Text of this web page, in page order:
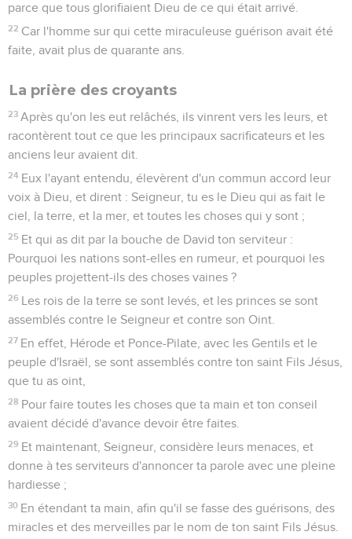
parce que tous glorifiaient Dieu de ce qui était arrivé.
22 Car l'homme sur qui cette miraculeuse guérison avait été
faite, avait plus de quarante ans.
La prière des croyants
23 Après qu'on les eut relâchés, ils vinrent vers les leurs, et
racontèrent tout ce que les principaux sacrificateurs et les
anciens leur avaient dit.
24 Eux l'ayant entendu, élevèrent d'un commun accord leur
voix à Dieu, et dirent : Seigneur, tu es le Dieu qui as fait le
ciel, la terre, et la mer, et toutes les choses qui y sont ;
25 Et qui as dit par la bouche de David ton serviteur :
Pourquoi les nations sont-elles en rumeur, et pourquoi les
peuples projettent-ils des choses vaines ?
26 Les rois de la terre se sont levés, et les princes se sont
assemblés contre le Seigneur et contre son Oint.
27 En effet, Hérode et Ponce-Pilate, avec les Gentils et le
peuple d'Israël, se sont assemblés contre ton saint Fils Jésus,
que tu as oint,
28 Pour faire toutes les choses que ta main et ton conseil
avaient décidé d'avance devoir être faites.
29 Et maintenant, Seigneur, considère leurs menaces, et
donne à tes serviteurs d'annoncer ta parole avec une pleine
hardiesse ;
30 En étendant ta main, afin qu'il se fasse des guérisons, des
miracles et des merveilles par le nom de ton saint Fils Jésus.